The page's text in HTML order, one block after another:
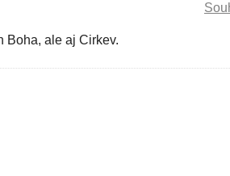
Boha, ale aj Cirkev.